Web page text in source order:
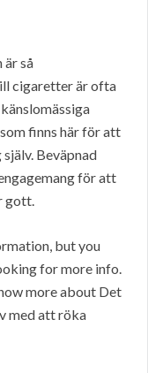
så
cigaretter är ofta
finns här för att
Beväpnad
för att
gott.
but you
for more info.
more about Det
med att röka